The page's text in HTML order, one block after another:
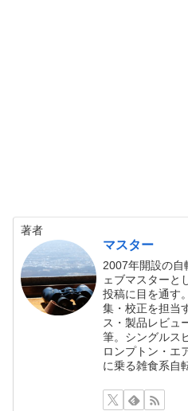
著者
マスター
2007年開設の自
ェブマスターと
投稿に目を通す
集・校正を担当
ス・製品レビュ
筆。シングルス
ロンプトン・エ
に乗る雑食系自